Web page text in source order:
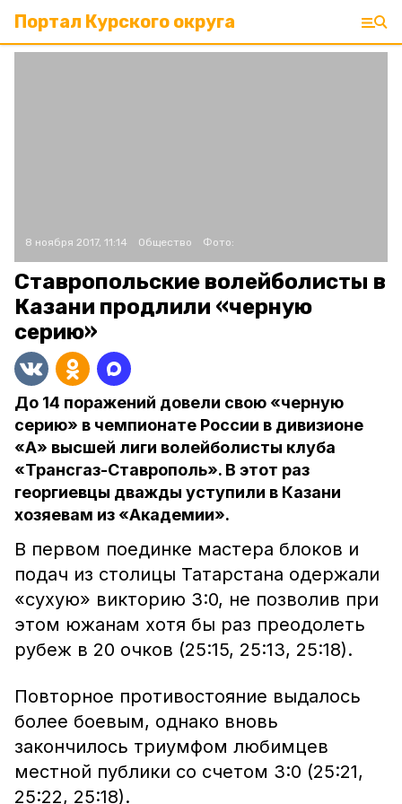
Портал Курского округа
8 ноября 2017, 11:14 Общество Фото:
Ставропольские волейболисты в
Казани продлили «черную
серию»
До 14 поражений довели свою «черную
серию» в чемпионате России в дивизионе
«А» высшей лиги волейболисты клуба
«Трансгаз-Ставрополь». В этот раз
георгиевцы дважды уступили в Казани
хозяевам из «Академии».
В первом поединке мастера блоков и
подач из столицы Татарстана одержали
«сухую» викторию 3:0, не позволив при
этом южанам хотя бы раз преодолеть
рубеж в 20 очков (25:15, 25:13, 25:18).
Повторное противостояние выдалось
более боевым, однако вновь
закончилось триумфом любимцев
местной публики со счетом 3:0 (25:21,
25:22, 25:18).